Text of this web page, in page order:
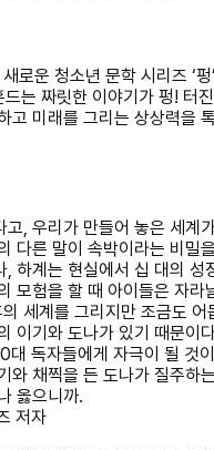
로운 청소년 문학 시리즈‘펑
드는 짜릿한 이야기가 펑! 터
고 미래를 그리는 상상력을
고,우리가 만들어 놓은 세계
다른 말이 속박이라는 비밀
,하계는 현실에서 십 대의 성
모험을 할 때 아이들은 자라
세계를 그리지만 조금도
이기와 도나가 있기 때문이
대 독자들에게 자극이 될 것
와 채찍을 든 도나가 질주하
옳으니까.
저자